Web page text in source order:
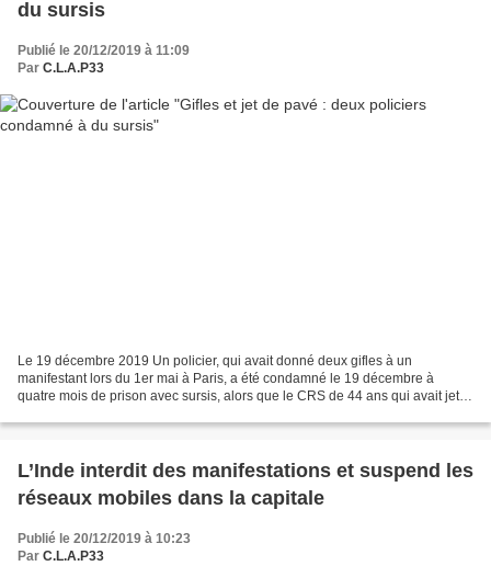
du sursis
Publié le 20/12/2019 à 11:09
Par C.L.A.P33
Le 19 décembre 2019 Un policier, qui avait donné deux gifles à un
manifestant lors du 1er mai à Paris, a été condamné le 19 décembre à
quatre mois de prison avec sursis, alors que le CRS de 44 ans qui avait jeté
L’Inde interdit des manifestations et suspend les
réseaux mobiles dans la capitale
Publié le 20/12/2019 à 10:23
Par C.L.A.P33